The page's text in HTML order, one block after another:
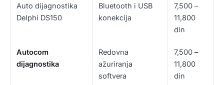
Auto dijagnostika
Delphi DS150
Bluetooth i USB
konekcija
7,500 –
11,800
din
Autocom
dijagnostika
Redovna
ažuriranja
softvera
7,500 –
11,800
din